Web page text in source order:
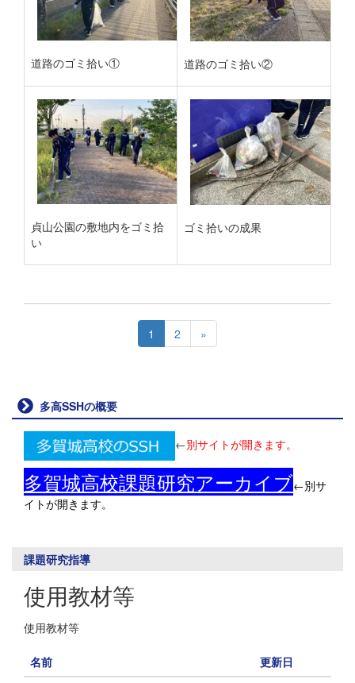
道路のゴミ拾い① 道路のゴミ拾い②
貞山公園の敷地内をゴミ拾
い
ゴミ拾いの成果
1 2 »
多高SSHの概要
←別サイトが開きます。
多賀城高校課題研究アーカイブ←別サ
イトが開きます。
課題研究指導
使用教材等
使用教材等
名前
更新日